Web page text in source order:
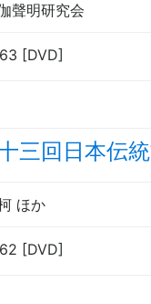
聲明研究会
[DVD]
三回日本伝
ほか
[DVD]